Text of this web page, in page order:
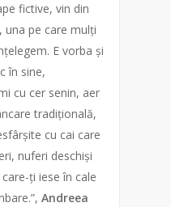
fictive, vin din
una pe care mulți
E vorba și
în sine,
cu cer senin, aer
tradițională,
cu cai care
nuferi deschiși
ți iese în cale
Andreea